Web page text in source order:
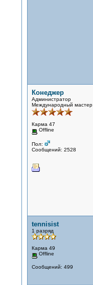
Конеджер
Администратор
Международный мастер
Карма 47
Offline
Пол:
Сообщений: 2528
tennisist
1 разряд
Карма 49
Offline
Сообщений: 499